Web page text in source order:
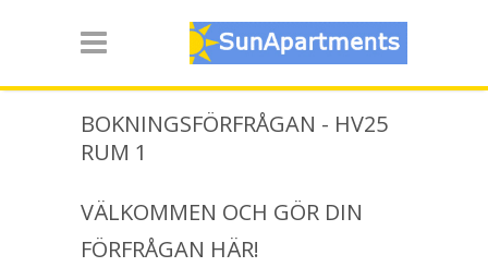
BOKNINGSFÖRFRÅGAN - HV25
RUM 1
VÄLKOMMEN OCH GÖR DIN
FÖRFRÅGAN HÄR!